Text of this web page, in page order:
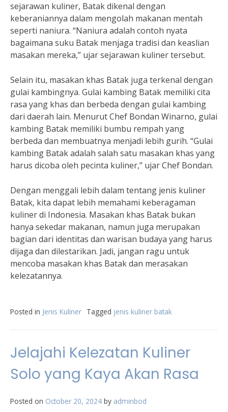
sejarawan kuliner, Batak dikenal dengan
keberaniannya dalam mengolah makanan mentah
seperti naniura. “Naniura adalah contoh nyata
bagaimana suku Batak menjaga tradisi dan keaslian
masakan mereka,” ujar sejarawan kuliner tersebut.
Selain itu, masakan khas Batak juga terkenal dengan
gulai kambingnya. Gulai kambing Batak memiliki cita
rasa yang khas dan berbeda dengan gulai kambing
dari daerah lain. Menurut Chef Bondan Winarno, gulai
kambing Batak memiliki bumbu rempah yang
berbeda dan membuatnya menjadi lebih gurih. “Gulai
kambing Batak adalah salah satu masakan khas yang
harus dicoba oleh pecinta kuliner,” ujar Chef Bondan.
Dengan menggali lebih dalam tentang jenis kuliner
Batak, kita dapat lebih memahami keberagaman
kuliner di Indonesia. Masakan khas Batak bukan
hanya sekedar makanan, namun juga merupakan
bagian dari identitas dan warisan budaya yang harus
dijaga dan dilestarikan. Jadi, jangan ragu untuk
mencoba masakan khas Batak dan merasakan
kelezatannya.
Posted in Jenis Kuliner Tagged jenis kuliner batak
Jelajahi Kelezatan Kuliner
Solo yang Kaya Akan Rasa
Posted on October 20, 2024 by adminbod